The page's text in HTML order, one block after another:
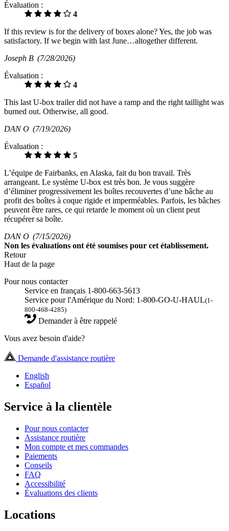
Évaluation :
4
If this review is for the delivery of boxes alone? Yes, the job was
satisfactory. If we begin with last June…altogether different.
Joseph B (7/28/2026)
Évaluation :
4
This last U-box trailer did not have a ramp and the right taillight was
burned out. Otherwise, all good.
DAN O (7/19/2026)
Évaluation :
5
L’équipe de Fairbanks, en Alaska, fait du bon travail. Très
arrangeant. Le système U-box est très bon. Je vous suggère
d’éliminer progressivement les boîtes recouvertes d’une bâche au
profit des boîtes à coque rigide et imperméables. Parfois, les bâches
peuvent être rares, ce qui retarde le moment où un client peut
récupérer sa boîte.
DAN O (7/15/2026)
Non les évaluations ont été soumises pour cet établissement.
Retour
Haut de la page
Pour nous contacter
Service en français 1-800-663-5613
Service pour l'Amérique du Nord: 1-800-GO-U-HAUL(1-
800-468-4285)
Demander à être rappelé
Vous avez besoin d'aide?
Demande d'assistance routière
English
Español
Service à la clientèle
Pour nous contacter
Assistance routière
Mon compte et mes commandes
Paiements
Conseils
FAQ
Accessibilité
Évaluations des clients
Locations